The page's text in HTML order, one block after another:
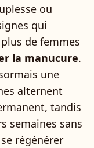
ou
qui
de femmes
la manucure.
une
alternent
tandis
semaines sans
régénérer